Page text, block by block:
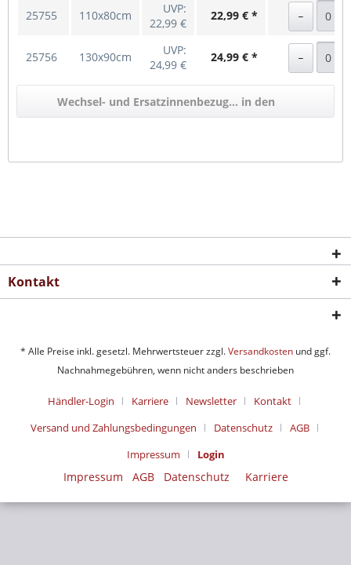
25755 110x80cm
UVP:
22,99 €
22,99 € *
25756 130x90cm
UVP:
24,99 €
24,99 € *
Wechsel- und Ersatzinnenbezug... in den
Kontakt
* Alle Preise inkl. gesetzl. Mehrwertsteuer zzgl.Versandkosten und ggf.
Nachnahmegebühren, wenn nicht anders beschrieben
Händler-Login Karriere Newsletter
Kontakt
Versand und Zahlungsbedingungen
Datenschutz
AGB
Impressum
Login
Impressum AGB Datenschutz Karriere